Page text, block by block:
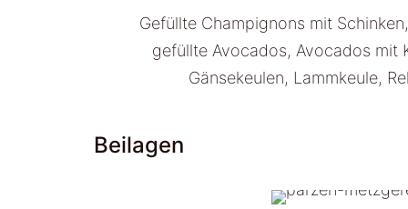
Gefüllte Champignons mit
gefüllte Avocados, Avocados mit
Gänsekeulen, Lammkeule,
Beilagen